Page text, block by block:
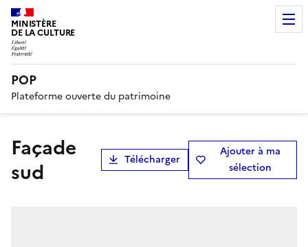
MINISTÈRE
DE LA CULTURE
POP
Plateforme ouverte du patrimoine
Façade
sud
Télécharger
Ajouter à ma
sélection